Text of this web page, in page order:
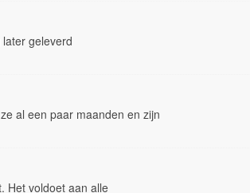
geleverd
al een paar maanden en zijn
Het voldoet aan alle